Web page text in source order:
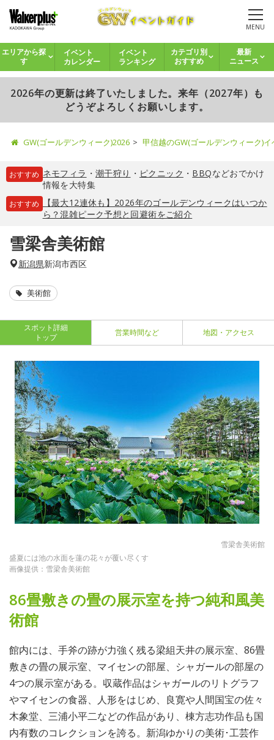
MENU
エリアから探
す
イベント
カレンダー
イベント
ランキング
カテゴリ別
おすすめ
最新
ニュース
2026年の更新は終了いたしました。来年（2027年）も
どうぞよろしくお願いします。
GW(ゴールデンウィーク)2026 甲信越のGW(ゴールデンウィーク)
おすすめ ネモフィラ ・ 潮干狩り ・ ピクニック ・ BBQなどおでかけ
情報を大特集
おすすめ
【最大12連休も】2026年のゴールデンウィークはいつか
ら？混雑ピーク予想と回避術をご紹介
雪梁舎美術館
新潟県新潟市西区
美術館
スポット詳細
トップ
営業時間など 地図・アクセス
雪梁舎美術館
盛夏には池の水面を蓮の花々が覆い尽くす
画像提供：雪梁舎美術館
86畳敷きの畳の展示室を持つ純和風美
術館
館内には、手斧の跡が力強く残る梁組天井の展示室、86畳
敷きの畳の展示室、マイセンの部屋、シャガールの部屋の
4つの展示室がある。収蔵作品はシャガールのリトグラフ
やマイセンの食器、人形をはじめ、良寛や人間国宝の佐々
木象堂、三浦小平二などの作品があり、棟方志功作品も国
内有数のコレクションを誇る。新潟ゆかりの美術･工芸作